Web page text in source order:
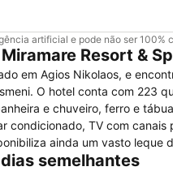
artificial e pode não ser 100%
Resort &
em Agios Nikolaos, e
O hotel conta com 223
e chuveiro, ferro e
condicionado, TV com
ainda um vasto leque
estacionamento
semelhantes